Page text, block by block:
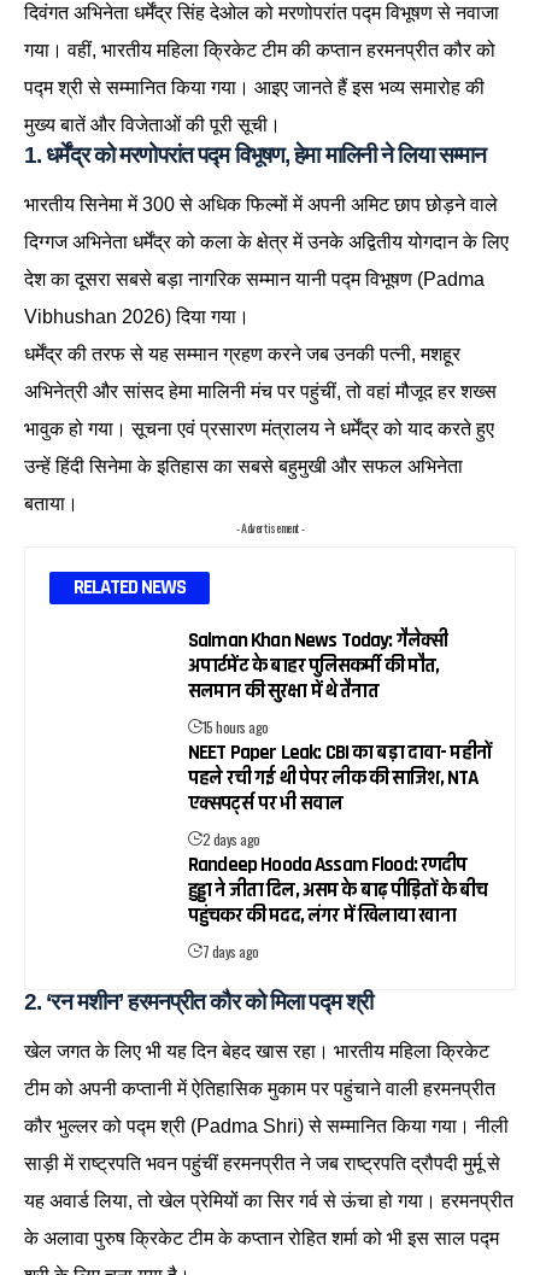
दिवंगत अभिनेता धर्मेंद्र सिंह देओल को मरणोपरांत पद्म विभूषण से नवाजा
गया। वहीं, भारतीय महिला क्रिकेट टीम की कप्तान हरमनप्रीत कौर को
पद्म श्री से सम्मानित किया गया। आइए जानते हैं इस भव्य समारोह की
मुख्य बातें और विजेताओं की पूरी सूची।
1. धर्मेंद्र को मरणोपरांत पद्म विभूषण, हेमा मालिनी ने लिया सम्मान
भारतीय सिनेमा में 300 से अधिक फिल्मों में अपनी अमिट छाप छोड़ने वाले
दिग्गज अभिनेता धर्मेंद्र को कला के क्षेत्र में उनके अद्वितीय योगदान के लिए
देश का दूसरा सबसे बड़ा नागरिक सम्मान यानी पद्म विभूषण (Padma
Vibhushan 2026) दिया गया।
धर्मेंद्र की तरफ से यह सम्मान ग्रहण करने जब उनकी पत्नी, मशहूर
अभिनेत्री और सांसद हेमा मालिनी मंच पर पहुंचीं, तो वहां मौजूद हर शख्स
भावुक हो गया। सूचना एवं प्रसारण मंत्रालय ने धर्मेंद्र को याद करते हुए
उन्हें हिंदी सिनेमा के इतिहास का सबसे बहुमुखी और सफल अभिनेता
बताया।
- Advertisement -
RELATED NEWS
Salman Khan News Today: गैलेक्सी
अपार्टमेंट के बाहर पुलिसकर्मी की मौत,
सलमान की सुरक्षा में थे तैनात
15 hours ago
NEET Paper Leak: CBI का बड़ा दावा- महीनों
पहले रची गई थी पेपर लीक की साजिश, NTA
एक्सपर्ट्स पर भी सवाल
2 days ago
Randeep Hooda Assam Flood: रणदीप
हुड्डा ने जीता दिल, असम के बाढ़ पीड़ितों के बीच
पहुंचकर की मदद, लंगर में खिलाया खाना
7 days ago
2. ‘रन मशीन’ हरमनप्रीत कौर को मिला पद्म श्री
खेल जगत के लिए भी यह दिन बेहद खास रहा। भारतीय महिला क्रिकेट
टीम को अपनी कप्तानी में ऐतिहासिक मुकाम पर पहुंचाने वाली हरमनप्रीत
कौर भुल्लर को पद्म श्री (Padma Shri) से सम्मानित किया गया। नीली
साड़ी में राष्ट्रपति भवन पहुंचीं हरमनप्रीत ने जब राष्ट्रपति द्रौपदी मुर्मू से
यह अवार्ड लिया, तो खेल प्रेमियों का सिर गर्व से ऊंचा हो गया। हरमनप्रीत
के अलावा पुरुष क्रिकेट टीम के कप्तान रोहित शर्मा को भी इस साल पद्म